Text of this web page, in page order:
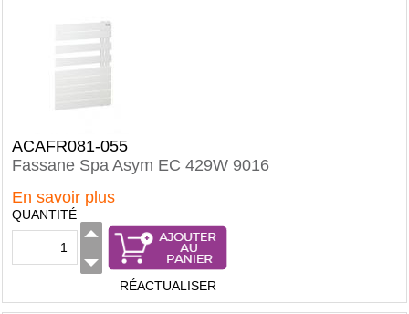
ACAFR081-055
Fassane Spa Asym EC 429W 9016
En savoir plus
QUANTITÉ
RÉACTUALISER